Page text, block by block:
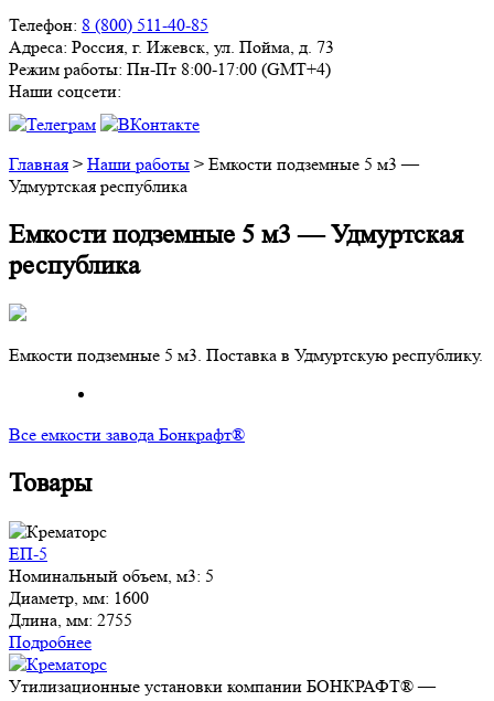
Телефон: 8 (800) 511-40-85
Адреса: Россия, г. Ижевск, ул. Пойма, д. 73
Режим работы: Пн-Пт 8:00-17:00 (GMT+4)
Наши соцсети:
Главная > Наши работы > Емкости подземные 5 м3 —
Удмуртская республика
Емкости подземные 5 м3 — Удмуртская
республика
Емкости подземные 5 м3. Поставка в Удмуртскую республику.
Все емкости завода Бонкрафт®
Товары
ЕП-5
Номинальный объем, м3: 5
Диаметр, мм: 1600
Длина, мм: 2755
Подробнее
Утилизационные установки компании БОНКРАФТ® —